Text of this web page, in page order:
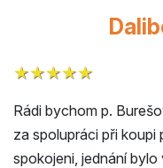
★★★★★
Rádi bychom p.
za spolupráci při koupi
spokojeni, jednání